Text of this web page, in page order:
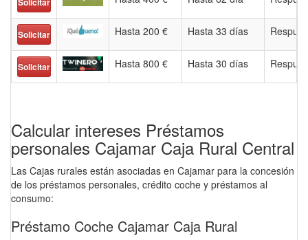
Solicitar Hasta 200 € Hasta 33 días
Solicitar Hasta 800 € Hasta 30 días
Calcular intereses Préstamos
personales Cajamar Caja Rural Central
Las Cajas rurales están asociadas en Cajamar para la concesión
de los préstamos personales, crédito coche y préstamos al
consumo:
Préstamo Coche Cajamar Caja Rural